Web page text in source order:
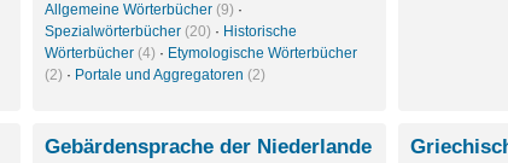
Allgemeine Wörterbücher (9) ·
Spezialwörterbücher (20) · Historische
Wörterbücher (4) · Etymologische Wörterbücher
(2) · Portale und Aggregatoren (2)
Gebärdensprache der Niederlande